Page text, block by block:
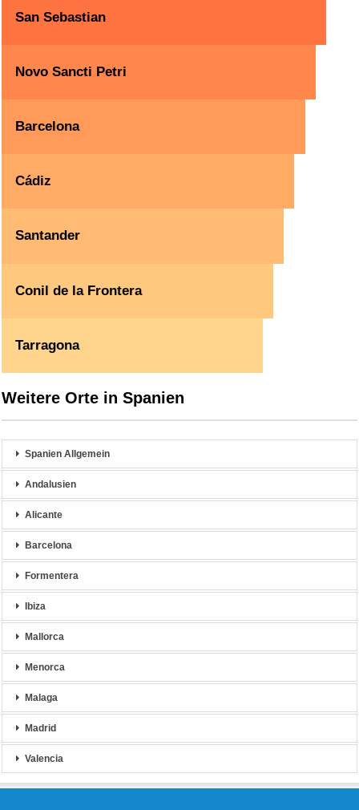
San Sebastian
Novo Sancti Petri
Barcelona
Cádiz
Santander
Conil de la Frontera
Tarragona
Weitere Orte in Spanien
Spanien Allgemein
Andalusien
Alicante
Barcelona
Formentera
Ibiza
Mallorca
Menorca
Malaga
Madrid
Valencia